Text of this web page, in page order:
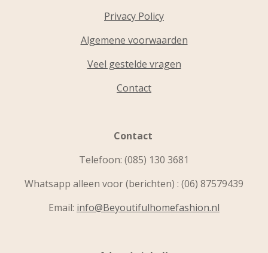
Privacy Policy
Algemene voorwaarden
Veel gestelde vragen
Contact
Contact
Telefoon: (085) 130 3681
Whatsapp alleen voor (berichten) : (06) 87579439
Email: info@Beyoutifulhomefashion.nl